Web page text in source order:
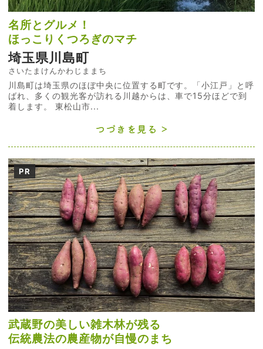
名所とグルメ！
ほっこりくつろぎのマチ
埼玉県川島町
さいたまけんかわじままち
川島町は埼玉県のほぼ中央に位置する町です。「小江戸」と呼
ばれ、多くの観光客が訪れる川越からは、車で15分ほどで到
着します。 東松山市...
つづきを見る
PR
武蔵野の美しい雑木林が残る
伝統農法の農産物が自慢のまち